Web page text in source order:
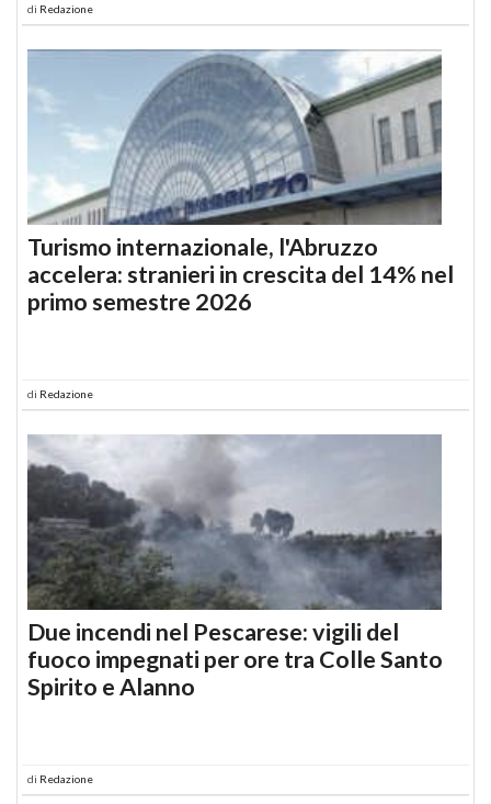
di Redazione
Turismo internazionale, l'Abruzzo
accelera: stranieri in crescita del 14% nel
primo semestre 2026
di Redazione
Due incendi nel Pescarese: vigili del
fuoco impegnati per ore tra Colle Santo
Spirito e Alanno
di Redazione